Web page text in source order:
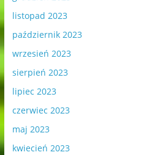
listopad 2023
październik 2023
wrzesień 2023
sierpień 2023
lipiec 2023
czerwiec 2023
maj 2023
kwiecień 2023